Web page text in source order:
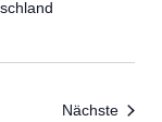
Nächste